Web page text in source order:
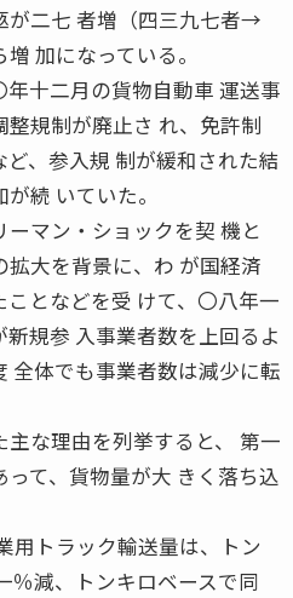
二七 者増（四三九七者→
加になっている。
十二月の貨物自動車 運送事
規制が廃止さ れ、免許制
、参入規 制が緩和された結
続 いていた。
マン・ショックを契 機と
拡大を背景に、わ が国経済
となどを受 けて、〇八年一
規参 入事業者数を上回るよ
全体でも事業者数は減少に転
な理由を列挙すると、 第一
て、貨物量が大 きく落ち込
用トラック輸送量は、トン
％減、トンキロベースで同